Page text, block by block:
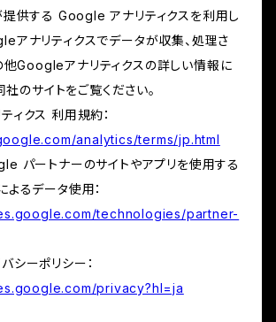
供する Google アナリティクスを利用し
アナリティクスでデータが収集、処理さ
Googleアナリティクスの詳しい情報に
社のサイトをご覧ください。
ィクス 利用規約：
analytics/terms/jp.html
パートナーのサイトやアプリを使用する
るデータ使用：
technologies/partner-
シーポリシー：
privacy?hl=ja